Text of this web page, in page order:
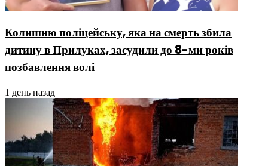
Колишню поліцейську, яка на смерть збила
дитину в Прилуках, засудили до 8-ми років
позбавлення волі
1 день назад